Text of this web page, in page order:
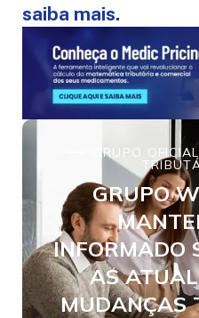
saiba mais.
GRUPO
GRUPO
INFORMADO
AS
MUDANÇAS